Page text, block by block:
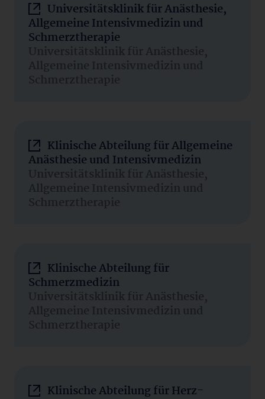
Universitätsklinik für Anästhesie,
Allgemeine Intensivmedizin und
Schmerztherapie
Universitätsklinik für Anästhesie,
Allgemeine Intensivmedizin und
Schmerztherapie
Klinische Abteilung für Allgemeine
Anästhesie und Intensivmedizin
Universitätsklinik für Anästhesie,
Allgemeine Intensivmedizin und
Schmerztherapie
Klinische Abteilung für
Schmerzmedizin
Universitätsklinik für Anästhesie,
Allgemeine Intensivmedizin und
Schmerztherapie
Klinische Abteilung für Herz-